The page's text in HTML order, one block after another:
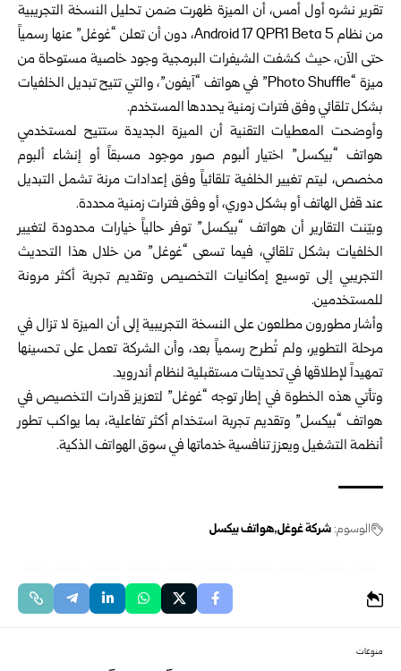
تقرير نشره أول أمس، أن الميزة ظهرت ضمن تحليل النسخة التجريبية
من نظام Android 17 QPR1 Beta 5، دون أن تعلن “غوغل” عنها رسمياً
حتى الآن، حيث كشفت الشيفرات البرمجية وجود خاصية مستوحاة من
ميزة “Photo Shuffle” في هواتف “آيفون”، والتي تتيح تبديل الخلفيات
بشكل تلقائي وفق فترات زمنية يحددها المستخدم.
وأوضحت المعطيات التقنية أن الميزة الجديدة ستتيح لمستخدمي
هواتف “بيكسل” اختيار ألبوم صور موجود مسبقاً أو إنشاء ألبوم
مخصص، ليتم تغيير الخلفية تلقائياً وفق إعدادات مرنة تشمل التبديل
عند قفل الهاتف أو بشكل دوري، أو وفق فترات زمنية محددة.
وبيّنت التقارير أن هواتف “بيكسل” توفر حالياً خيارات محدودة لتغيير
الخلفيات بشكل تلقائي، فيما تسعى “غوغل” من خلال هذا التحديث
التجريبي إلى توسيع إمكانيات التخصيص وتقديم تجربة أكثر مرونة
للمستخدمين.
وأشار مطورون مطلعون على النسخة التجريبية إلى أن الميزة لا تزال في
مرحلة التطوير، ولم تُطرح رسمياً بعد، وأن الشركة تعمل على تحسينها
تمهيداً لإطلاقها في تحديثات مستقبلية لنظام أندرويد.
وتأتي هذه الخطوة في إطار توجه “غوغل” لتعزيز قدرات التخصيص في
هواتف “بيكسل” وتقديم تجربة استخدام أكثر تفاعلية، بما يواكب تطور
أنظمة التشغيل ويعزز تنافسية خدماتها في سوق الهواتف الذكية.
الوسوم:شركة غوغل هواتف بيكسل
منوعات